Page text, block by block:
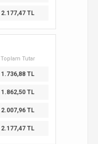
2.177,47 TL
Toplam Tutar
1.736,88 TL
1.862,50 TL
2.007,96 TL
2.177,47 TL